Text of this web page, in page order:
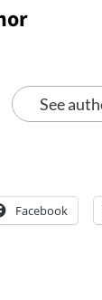
See
Facebook